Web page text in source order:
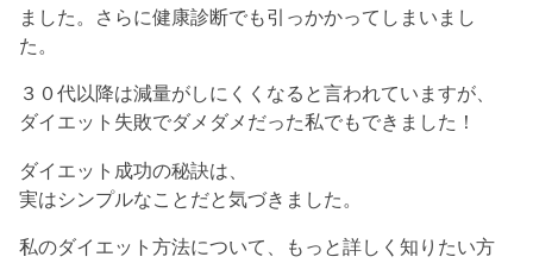
ました。さらに健康診断でも引っかかってしまいまし
た。
３０代以降は減量がしにくくなると言われていますが、
ダイエット失敗でダメダメだった私でもできました！
ダイエット成功の秘訣は、
実はシンプルなことだと気づきました。
私のダイエット方法について、もっと詳しく知りたい方